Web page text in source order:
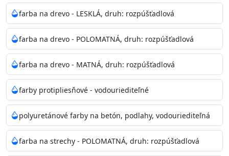
Informácie k aplikácií
Pred použitím farbu narieďte do 10% vodou podľa
spôsobu aplikácie. Dobre premiešajte a občas opakujte
aj počas náteru. Naneste jednu
vrstvu štetcom, valčekom alebo striekacou pištoľou
farba zasychá na dotyk po 30-60min./23°C po
dokonalom preschnutí minimálne 3-
4hod/23°C je možné aplikovať ďalšiu vrstvu náteru.
Doba schnutia je závislá na poveternostných
podmienkach s vyššou vlhkosťou a nižšou
teplotou sa doba schnutia predlžuje.
farba na drevo - LESKLÁ, druh: rozpúšťadlová
farba na drevo - POLOMATNÁ, druh: rozpúšťadlová
farba na drevo - MATNÁ, druh: rozpúšťadlová
farby protipliesňové - vodouriediteľné
polyuretánové farby na betón, podlahy, vodouriediteľná
farba na strechy - POLOMATNÁ, druh: rozpúšťadlová